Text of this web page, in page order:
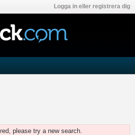
Logga in eller registrera dig
please try a new search.